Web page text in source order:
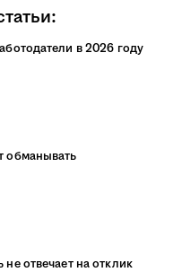
в 2026 году
обманывать
отвечает на отклик